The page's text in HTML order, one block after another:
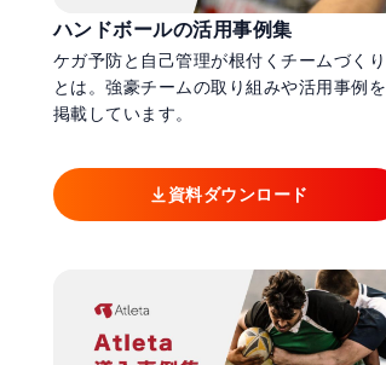
ハンドボールの活用事例集
ケガ予防と自己管理が根付くチームづくり
とは。強豪チームの取り組みや活用事例を
掲載しています。
資料ダウンロード